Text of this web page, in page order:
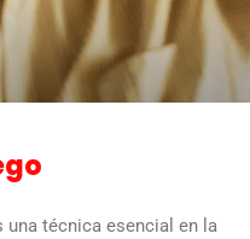
una técnica esencial en la